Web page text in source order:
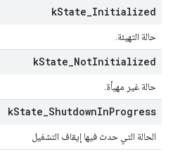
kState Initialized
حالة التهيئة.
kState NotInitialized
حالة غير مهيأة.
kState ShutdownInProgress
الحالة التي حدث فيها إيقاف التشغيل